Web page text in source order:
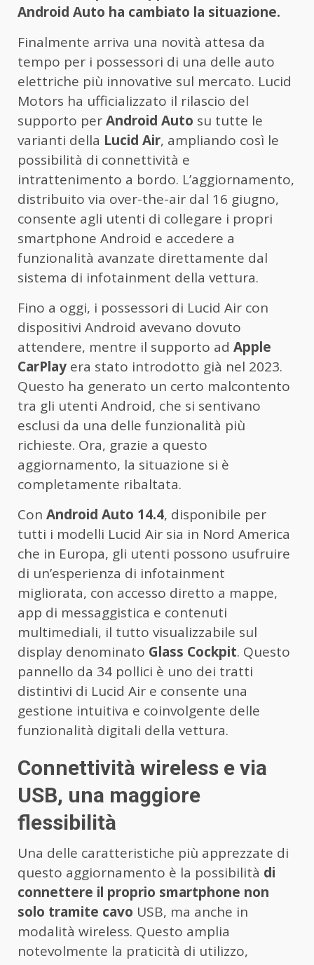
Android Auto ha cambiato la situazione.
Finalmente arriva una novità attesa da
tempo per i possessori di una delle auto
elettriche più innovative sul mercato. Lucid
Motors ha ufficializzato il rilascio del
supporto perAndroid Auto su tutte le
varianti della Lucid Air, ampliando così le
possibilità di connettività e
intrattenimento a bordo. L’aggiornamento,
distribuito via over-the-air dal 16 giugno,
consente agli utenti di collegare i propri
smartphone Android e accedere a
funzionalità avanzate direttamente dal
sistema di infotainment della vettura.
Fino a oggi, i possessori di Lucid Air con
dispositivi Android avevano dovuto
attendere, mentre il supporto ad Apple
CarPlay era stato introdotto già nel 2023.
Questo ha generato un certo malcontento
tra gli utenti Android, che si sentivano
esclusi da una delle funzionalità più
richieste. Ora, grazie a questo
aggiornamento, la situazione si è
completamente ribaltata.
Con Android Auto 14.4, disponibile per
tutti i modelli Lucid Air sia in Nord America
che in Europa, gli utenti possono usufruire
di un’esperienza di infotainment
migliorata, con accesso diretto a mappe,
app di messaggistica e contenuti
multimediali, il tutto visualizzabile sul
display denominato Glass Cockpit. Questo
pannello da 34 pollici è uno dei tratti
distintivi di Lucid Air e consente una
gestione intuitiva e coinvolgente delle
funzionalità digitali della vettura.
Connettività wireless e via
USB, una maggiore
flessibilità
Una delle caratteristiche più apprezzate di
questo aggiornamento è la possibilità di
connettere il proprio smartphone non
solo tramite cavo USB, ma anche in
modalità wireless. Questo amplia
notevolmente la praticità di utilizzo,